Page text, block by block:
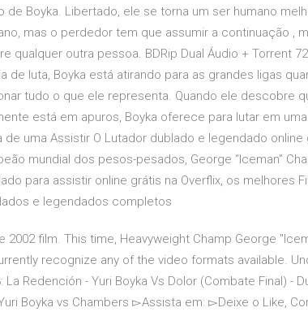
de Boyka. Libertado, ele se torna um ser humano
mas o perdedor tem que assumir a continuação ,
qualquer outra pessoa. BDRip Dual Áudio + Torrent
de luta, Boyka está atirando para as grandes ligas
tudo o que ele representa. Quando ele descobre
está em apuros, Boyka oferece para lutar em
de uma Assistir O Lutador dublado e legendado
mundial dos pesos-pesados, George “Iceman”
para assistir online grátis na Overflix, os melhores
e legendados completos
2002 film. This time, Heavyweight Champ George
recognize any of the video formats available.
La Redención - Yuri Boyka Vs Dolor (Combate Final) -
Boyka vs Chambers ▻Assista em: ▻Deixe o Like,